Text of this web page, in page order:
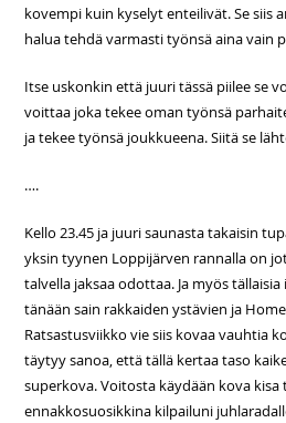
kovempi kuin kyselyt enteilivät. Se siis
halua tehdä varmasti työnsä aina vain
Itse uskonkin että juuri tässä piilee se
voittaa joka tekee oman työnsä
ja tekee työnsä joukkueena. Siitä se
….
Kello 23.45 ja juuri saunasta takaisin
yksin tyynen Loppijärven rannalla on
talvella jaksaa odottaa. Ja myös
tänään sain rakkaiden ystävien ja
Ratsastusviikko vie siis kovaa vauhtia
täytyy sanoa, että tällä kertaa taso
superkova. Voitosta käydään kova
ennakkosuosikkina kilpailuni